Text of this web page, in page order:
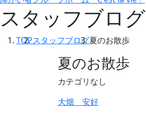
スタッフブログ
TOPスタッフブログ夏のお散歩
夏のお散歩
カテゴリなし
大畑 安好